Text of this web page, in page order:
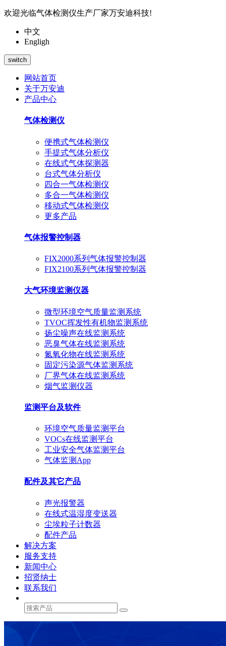
欢迎光临气体检测仪生产厂家万安迪科技!
中文
Engligh
switch
网站首页
关于万安迪
产品中心
气体检测仪
便携式气体检测仪
手提式气体分析仪
在线式气体探测器
台式气体分析仪
四合一气体检测仪
多合一气体检测仪
移动式气体检测仪
更多产品
气体报警控制器
FIX2000系列气体报警控制器
FIX2100系列气体报警控制器
大气环境监测仪器
微型环境空气质量监测系统
TVOC挥发性有机物监测系统
扬尘噪声在线监测系统
恶臭气体在线监测系统
氮氧化物在线监测系统
固定污染源气体监测系统
厂界气体在线监测系统
烟气监测仪器
监测平台及软件
环境空气质量监测平台
VOCs在线监测平台
工业安全气体监测平台
气体监测App
配件及其它产品
声光报警器
在线式温湿度变送器
尘埃粒子计数器
配件产品
解决方案
服务支持
新闻中心
招贤纳士
联系我们